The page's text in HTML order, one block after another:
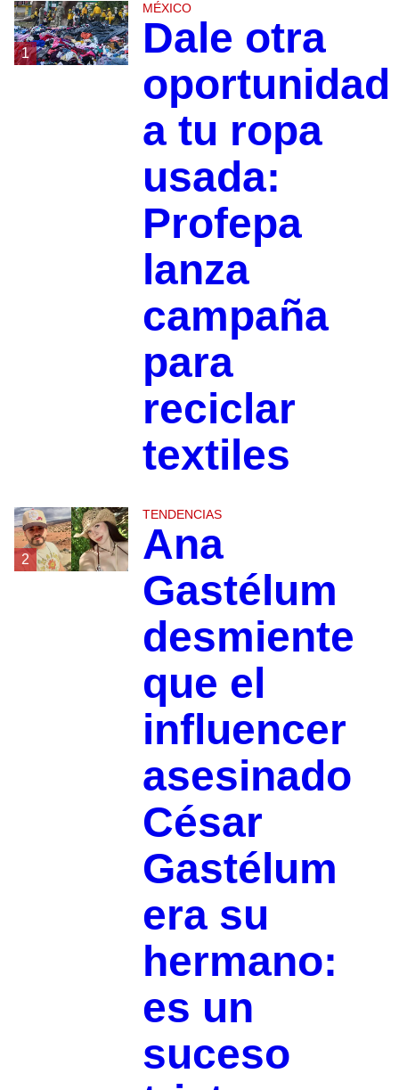
1
MÉXICO
Dale otra
oportunidad
a tu ropa
usada:
Profepa
lanza
campaña
para
reciclar
textiles
2
TENDENCIAS
Ana
Gastélum
desmiente
que el
influencer
asesinado
César
Gastélum
era su
hermano:
es un
suceso